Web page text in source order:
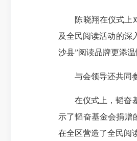
陈晓翔在仪式上对
及全民阅读活动的深
沙县”阅读品牌更添温
与会领导还共同参
在仪式上，韬奋基
示了韬奋基金会捐赠
在全区营造了全民阅